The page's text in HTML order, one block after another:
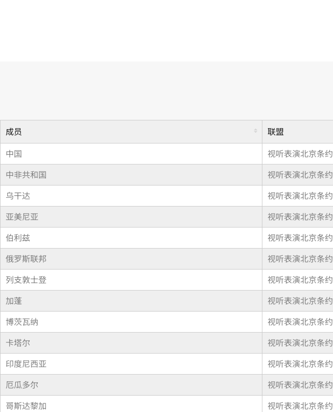
成员 联盟
中国
视听表演北京条约
中非共和国
视听表演北京条约
乌干达
视听表演北京条约
亚美尼亚
视听表演北京条约
伯利兹
视听表演北京条约
俄罗斯联邦
视听表演北京条约
列支敦士登
视听表演北京条约
加蓬
视听表演北京条约
博茨瓦纳
视听表演北京条约
卡塔尔
视听表演北京条约
印度尼西亚
视听表演北京条约
厄瓜多尔
视听表演北京条约
哥斯达黎加
视听表演北京条约